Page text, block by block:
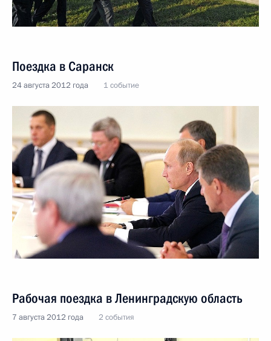
Поездка в Саранск
24 августа 2012 года 1 событие
Рабочая поездка в Ленинградскую область
7 августа 2012 года 2 события